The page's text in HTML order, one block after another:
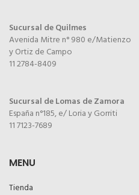
Sucursal de Quilmes
Avenida Mitre n° 980 e/Matienzo
y Ortiz de Campo
11 2784-8409
Sucursal de Lomas de Zamora
España n°185, e/ Loria y Gorriti
11 7123-7689
MENU
Tienda